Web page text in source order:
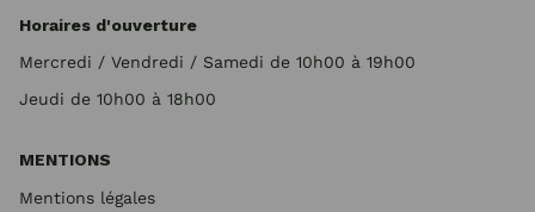
Horaires d'ouverture
Mercredi / Vendredi / Samedi de 10h00 à 19h00
Jeudi de 10h00 à 18h00
MENTIONS
Mentions légales